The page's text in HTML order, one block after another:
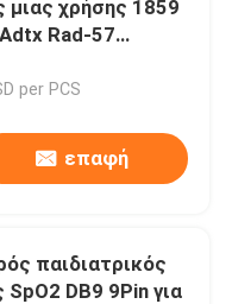
μιας χρήσης 1859
Rad-57
per PCS
επαφή
παιδιατρικός
SpO2 DB9 9Pin για